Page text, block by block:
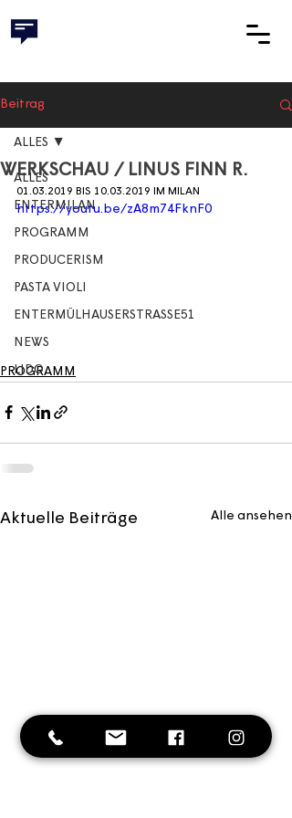
Beitrag
ALLES
ENTERMILAN
PROGRAMM
PRODUCERISM
PASTA VIOLI
ENTERMÜLHAUSERSTRASSE51
NEWS
LIDO
ALLES
WERKSCHAU / LINUS FINN R.
01.03.2019 BIS 10.03.2019 IM MILAN
https://youtu.be/zA8m74FknF0
PROGRAMM
Aktuelle Beiträge Alle ansehen